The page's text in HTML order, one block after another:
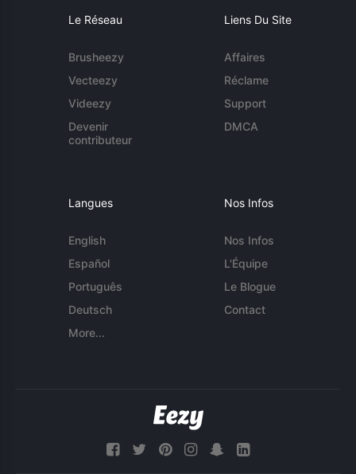
Le Réseau
Brusheezy
Vecteezy
Videezy
Devenir
contributeur
Liens Du Site
Affaires
Réclame
Support
DMCA
Langues
English
Español
Português
Deutsch
More...
Nos Infos
Nos Infos
L'Équipe
Le Blogue
Contact